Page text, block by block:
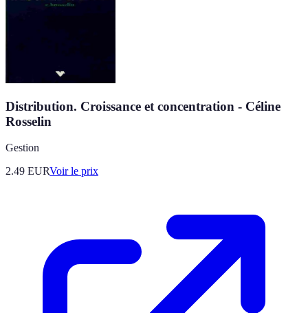
Distribution. Croissance et concentration - Céline
Rosselin
Gestion
2.49 EURVoir le prix